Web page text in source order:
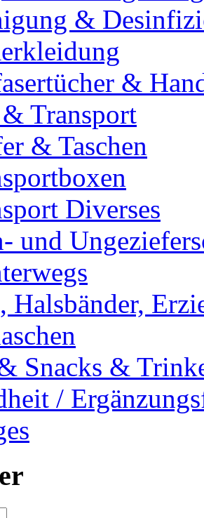
&
&
Transport
& Taschen
Diverses
und
Halsbänder,
Snacks &
/